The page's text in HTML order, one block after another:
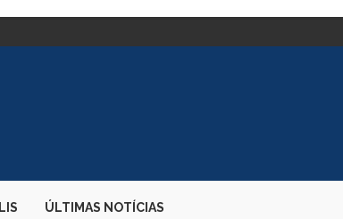
DE CARGAS;...
ÚLTIMAS NOTÍCIAS